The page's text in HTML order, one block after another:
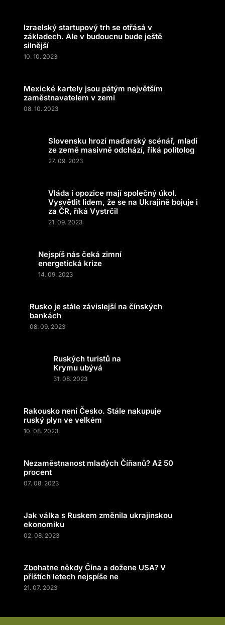
Izraelský startupový trh se otřásá v
základech. Ale v budoucnu bude ještě
silnější
10. 10. 2023
Mexické kartely jsou pátým největším
zaměstnavatelem v zemi
08. 10. 2023
Slovensku hrozí maďarský scénář, mladí
ze země masivně odchází, říká politolog
27. 09. 2023
Vláda i opozice mají společný úkol.
Vysvětlit lidem, že se na Ukrajině bojuje i
za ČR, říká Vystrčil
21. 09. 2023
Nejspíš nás čeká zimní
energetická krize
14. 09. 2023
Rusko je stále závislejší na čínských
bankách
08. 09. 2023
Ruských turistů na
Krymu ubývá
31. 08. 2023
Rakousko není Česko. Stále nakupuje
ruský plyn ve velkém
10. 08. 2023
Nezaměstnanost mladých Číňanů? Až 50
procent
07. 08. 2023
Jak válka s Ruskem změnila ukrajinskou
ekonomiku
02. 08. 2023
Zbohatne někdy Čína a dožene USA? V
příštích letech nejspíše ne
21. 07. 2023